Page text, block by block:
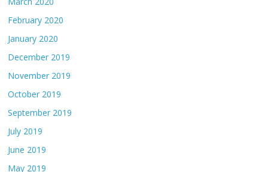
February 2020
January 2020
December 2019
November 2019
October 2019
September 2019
July 2019
June 2019
May 2019